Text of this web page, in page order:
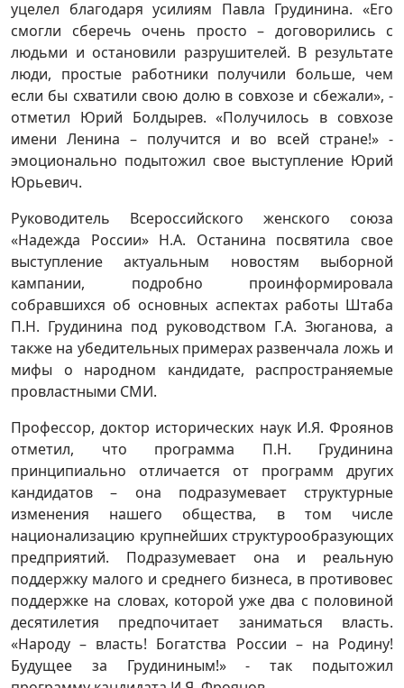
уцелел благодаря усилиям Павла Грудинина. «Его
смогли сберечь очень просто – договорились с
людьми и остановили разрушителей. В результате
люди, простые работники получили больше, чем
если бы схватили свою долю в совхозе и сбежали», -
отметил Юрий Болдырев. «Получилось в совхозе
имени Ленина – получится и во всей стране!» -
эмоционально подытожил свое выступление Юрий
Юрьевич.
Руководитель Всероссийского женского союза
«Надежда России» Н.А. Останина посвятила свое
выступление актуальным новостям выборной
кампании, подробно проинформировала
собравшихся об основных аспектах работы Штаба
П.Н. Грудинина под руководством Г.А. Зюганова, а
также на убедительных примерах развенчала ложь и
мифы о народном кандидате, распространяемые
провластными СМИ.
Профессор, доктор исторических наук И.Я. Фроянов
отметил, что программа П.Н. Грудинина
принципиально отличается от программ других
кандидатов – она подразумевает структурные
изменения нашего общества, в том числе
национализацию крупнейших структурообразующих
предприятий. Подразумевает она и реальную
поддержку малого и среднего бизнеса, в противовес
поддержке на словах, которой уже два с половиной
десятилетия предпочитает заниматься власть.
«Народу – власть! Богатства России – на Родину!
Будущее за Грудининым!» - так подытожил